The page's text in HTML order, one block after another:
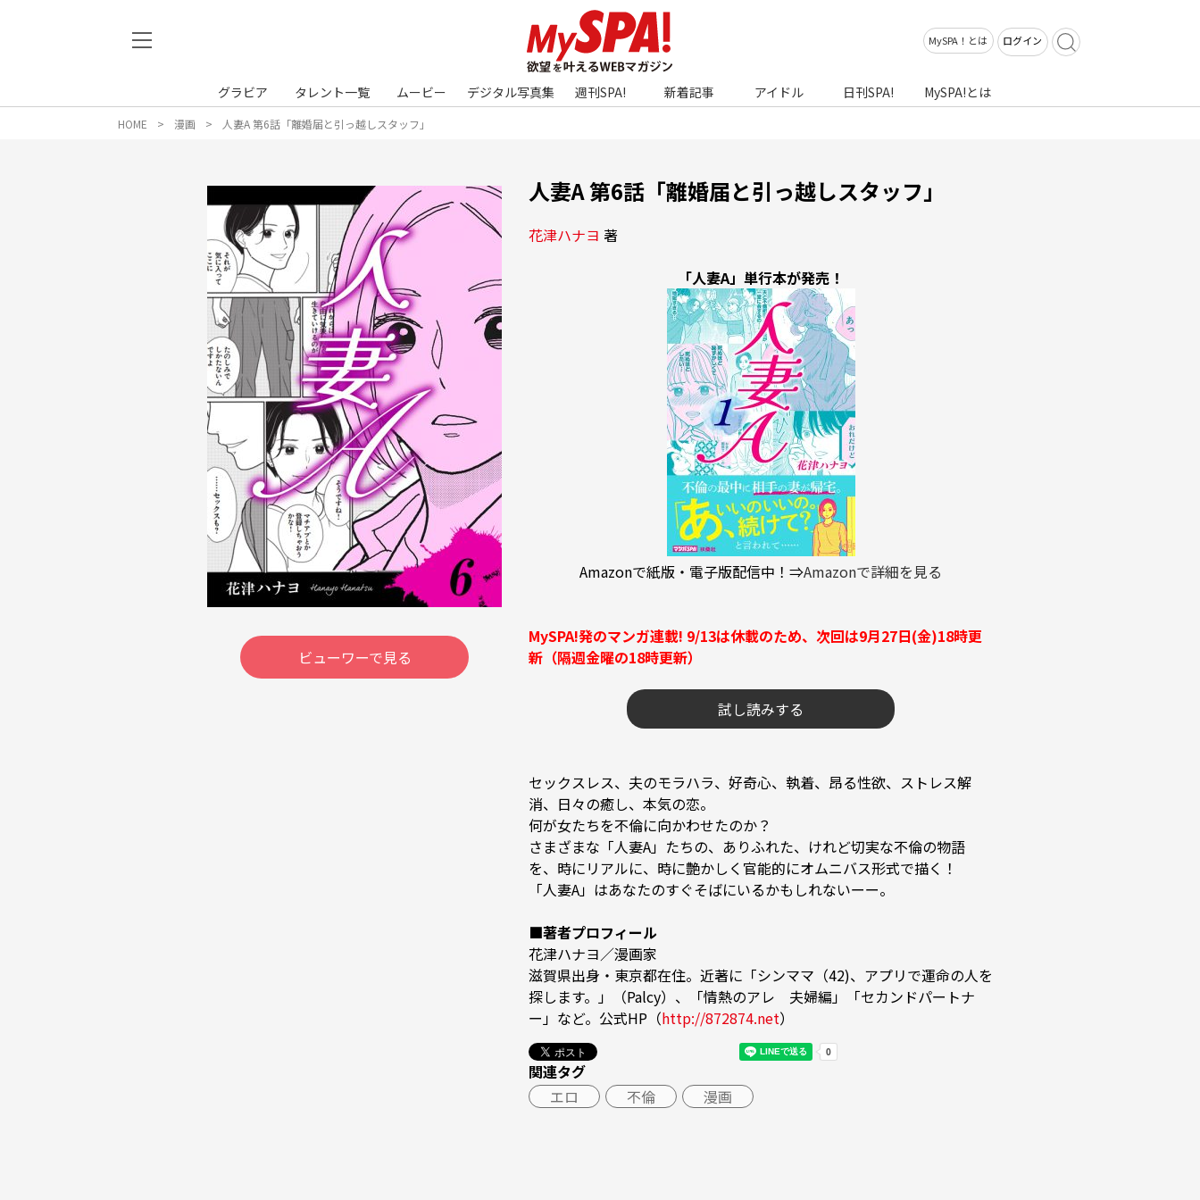
MySPA！とは ログイン
グラビア タレント一覧 ムービー デジタル写真集 週刊SPA! 新着記事 アイドル 日刊SPA! MySPA!とは
HOME 漫画 人妻A 第6話「離婚届と引っ越しスタッフ」
ビューワーで見る
人妻A 第6話「離婚届と引っ越しスタッフ」
花津ハナヨ 著
「人妻A」単行本が発売！
Amazonで紙版・電子版配信中！⇒Amazonで詳細を見る
MySPA!発のマンガ連載! 9/13は休載のため、次回は9月27日(金)18時更
新（隔週金曜の18時更新）
試し読みする
セックスレス、夫のモラハラ、好奇心、執着、昂る性欲、ストレス解
消、日々の癒し、本気の恋。
何が女たちを不倫に向かわせたのか？
さまざまな「人妻A」たちの、ありふれた、けれど切実な不倫の物語
を、時にリアルに、時に艶かしく官能的にオムニバス形式で描く！
「人妻A」はあなたのすぐそばにいるかもしれないーー。
■著者プロフィール
花津ハナヨ／漫画家
滋賀県出身・東京都在住。近著に「シンママ（42)、アプリで運命の人を
探します。」（Palcy）、「情熱のアレ　夫婦編」「セカンドパートナ
ー」など。公式HP（http://872874.net）
関連タグ
エロ
不倫 漫画